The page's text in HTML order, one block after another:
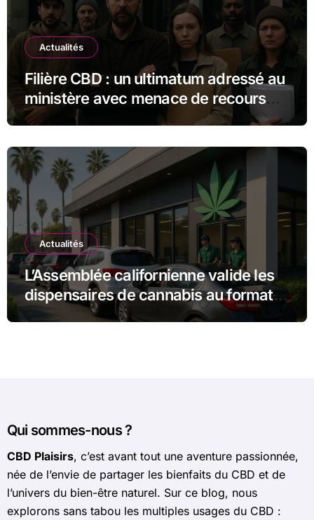
Actualités
Filière CBD : un ultimatum adressé au
ministère avec menace de recours
judiciaire
Actualités
L’Assemblée californienne valide les
dispensaires de cannabis au format «
drive-in » pour un accès facilité
Qui sommes-nous ?
CBD Plaisirs, c’est avant tout une aventure passionnée,
née de l’envie de partager les bienfaits du CBD et de
l’univers du bien-être naturel. Sur ce blog, nous
explorons sans tabou les multiples usages du CBD :